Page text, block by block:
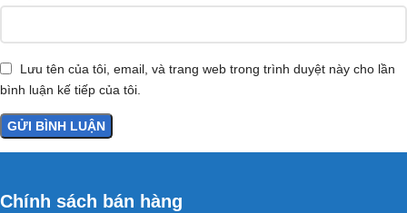
Lưu tên của tôi, email, và trang web trong trình duyệt này cho lần
bình luận kế tiếp của tôi.
Chính sách bán hàng